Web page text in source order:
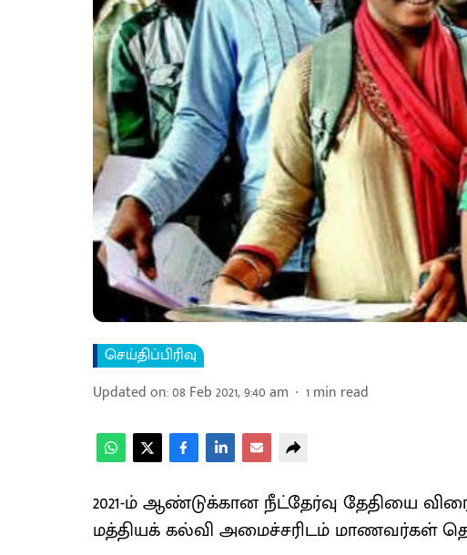
செய்திப்பிரிவு
Updated on:08 Feb 2021, 9:40 am 1min read
2021-ம் ஆண்டுக்கான நீட்தேர்வு தேதியை
மத்தியக் கல்வி அமைச்சரிடம் மாணவர்கள்